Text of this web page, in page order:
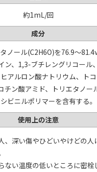
約1mL/回
成分
ノール(C2H6O)を76.9～
ン、1,3-ブチレングリコール
アルロン酸ナトリウム、ト
チン酸アミド、トリエタノー
ビニルポリマーを含有する。
使用上の注意
、深い傷やひどいやけどの人
ない温度の低いところに密栓